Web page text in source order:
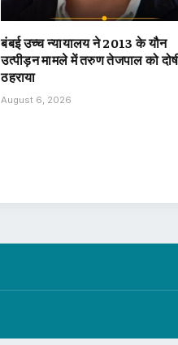
बंबई उच्च न्यायालय ने 2013 के यौन
उत्पीड़न मामले में तरुण तेजपाल को
ठहराया
August 6, 2026